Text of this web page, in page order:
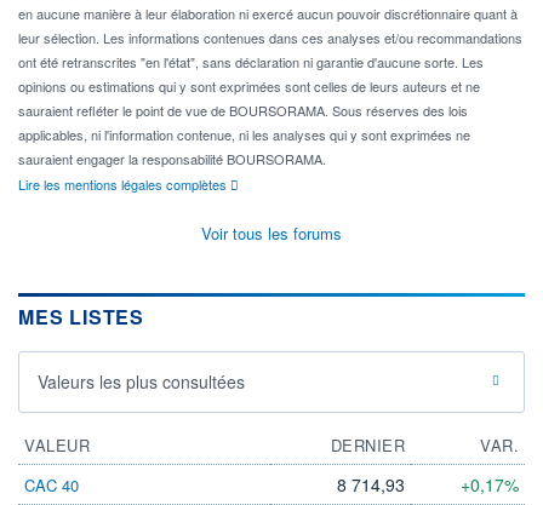
en aucune manière à leur élaboration ni exercé aucun pouvoir discrétionnaire quant à
leur sélection. Les informations contenues dans ces analyses et/ou recommandations
ont été retranscrites "en l'état", sans déclaration ni garantie d'aucune sorte. Les
opinions ou estimations qui y sont exprimées sont celles de leurs auteurs et ne
sauraient refléter le point de vue de BOURSORAMA. Sous réserves des lois
applicables, ni l'information contenue, ni les analyses qui y sont exprimées ne
sauraient engager la responsabilité BOURSORAMA.
Lire les mentions légales complètes
Voir tous les forums
MES LISTES
Valeurs les plus consultées
VALEUR DERNIER
VAR.
CAC 40
8 714,93 +0,17%